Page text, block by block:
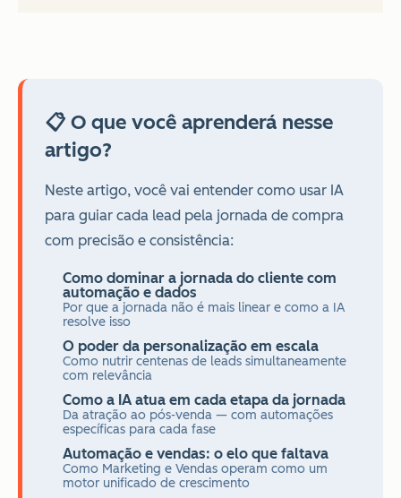
📋 O que você aprenderá nesse
artigo?
Neste artigo, você vai entender como usar IA
para guiar cada lead pela jornada de compra
com precisão e consistência:
Como dominar a jornada do cliente com
automação e dados
Por que a jornada não é mais linear e como a IA
resolve isso
O poder da personalização em escala
Como nutrir centenas de leads simultaneamente
com relevância
Como a IA atua em cada etapa da jornada
Da atração ao pós-venda — com automações
específicas para cada fase
Automação e vendas: o elo que faltava
Como Marketing e Vendas operam como um
motor unificado de crescimento